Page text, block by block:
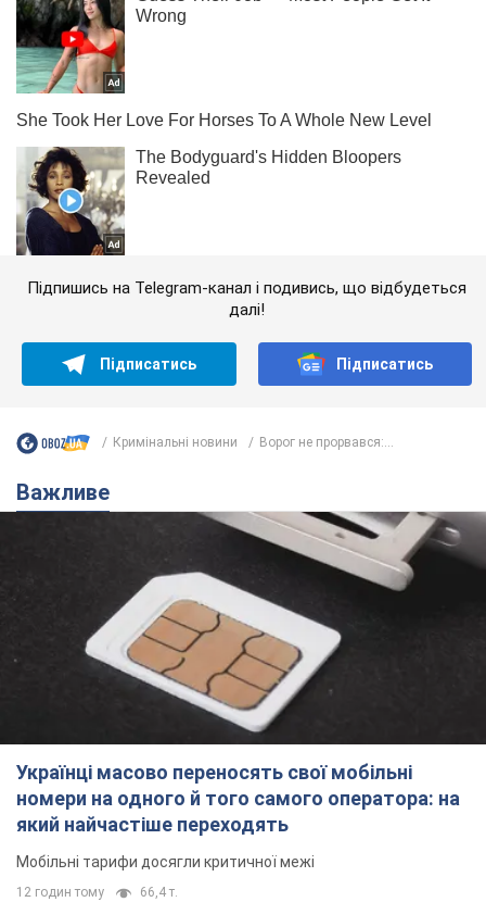
Підпишись на Telegram-канал і подивись, що відбудеться
далі!
Підписатись Підписатись
Кримінальні новини Ворог не прорвався:...
Важливе
Українці масово переносять свої мобільні
номери на одного й того самого оператора: на
який найчастіше переходять
Мобільні тарифи досягли критичної межі
12 годин тому 66,4 т.